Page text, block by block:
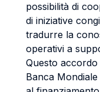
possibilità di
di iniziative
tradurre la
operativi a
Questo accordo
Banca Mondiale